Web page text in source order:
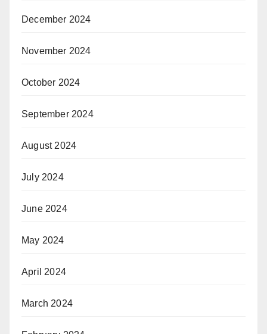
December 2024
November 2024
October 2024
September 2024
August 2024
July 2024
June 2024
May 2024
April 2024
March 2024